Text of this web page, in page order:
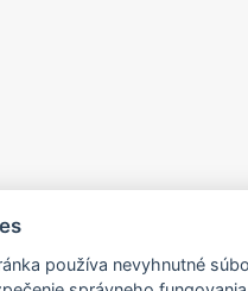
používa nevyhnutné